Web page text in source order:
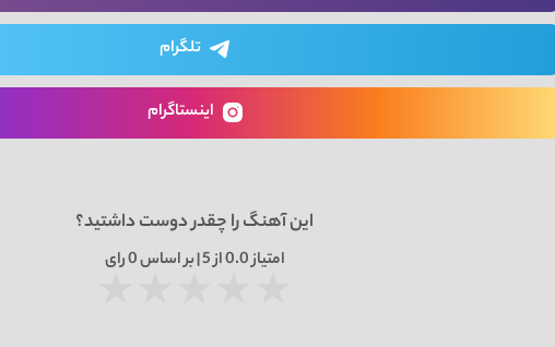
تلگرام
اینستاگرام
این آهنگ را چقدر دوست داشتید؟
امتیاز0.0از 5 | بر اساس 0رای